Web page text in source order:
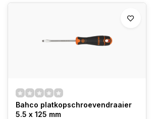
Bahco platkopschroevendraaier
5.5 x 125 mm